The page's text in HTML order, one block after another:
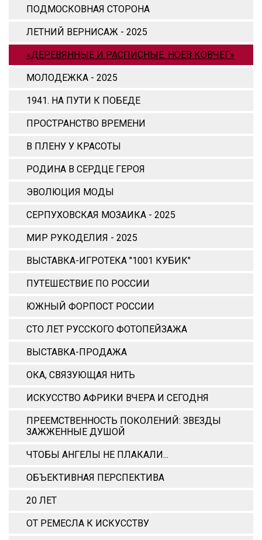
ПОДМОСКОВНАЯ СТОРОНА
ЛЕТНИЙ ВЕРНИСАЖ - 2025
«ДЕРЕВЯННЫЕ И РАСПИСНЫЕ. НОЕВ КОВЧЕГ»
МОЛОДЕЖКА - 2025
1941. НА ПУТИ К ПОБЕДЕ
ПРОСТРАНСТВО ВРЕМЕНИ
В ПЛЕНУ У КРАСОТЫ
РОДИНА В СЕРДЦЕ ГЕРОЯ
ЭВОЛЮЦИЯ МОДЫ
СЕРПУХОВСКАЯ МОЗАИКА - 2025
МИР РУКОДЕЛИЯ - 2025
ВЫСТАВКА-ИГРОТЕКА "1001 КУБИК"
ПУТЕШЕСТВИЕ ПО РОССИИ
ЮЖНЫЙ ФОРПОСТ РОССИИ
СТО ЛЕТ РУССКОГО ФОТОПЕЙЗАЖА
ВЫСТАВКА-ПРОДАЖА
ОКА, СВЯЗУЮЩАЯ НИТЬ
ИСКУССТВО АФРИКИ ВЧЕРА И СЕГОДНЯ
ПРЕЕМСТВЕННОСТЬ ПОКОЛЕНИЙ: ЗВЕЗДЫ
ЗАЖЖЕННЫЕ ДУШОЙ
ЧТОБЫ АНГЕЛЫ НЕ ПЛАКАЛИ...
ОБЪЕКТИВНАЯ ПЕРСПЕКТИВА
20 ЛЕТ
ОТ РЕМЕСЛА К ИСКУССТВУ